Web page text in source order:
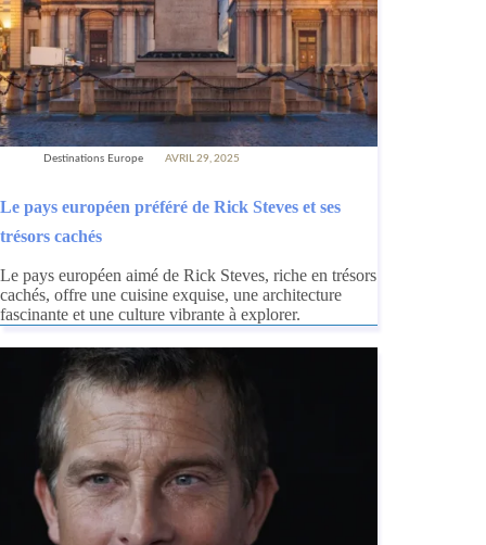
Destinations Europe AVRIL 29, 2025
Le pays européen préféré de Rick Steves et ses
trésors cachés
Le pays européen aimé de Rick Steves, riche en trésors
cachés, offre une cuisine exquise, une architecture
fascinante et une culture vibrante à explorer.